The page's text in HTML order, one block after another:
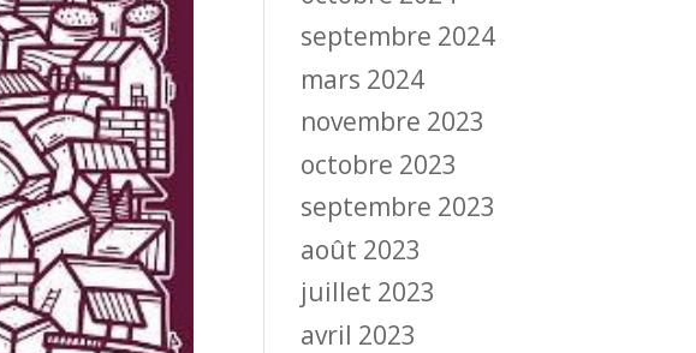
septembre 2024
mars 2024
novembre 2023
octobre 2023
septembre 2023
août 2023
juillet 2023
avril 2023